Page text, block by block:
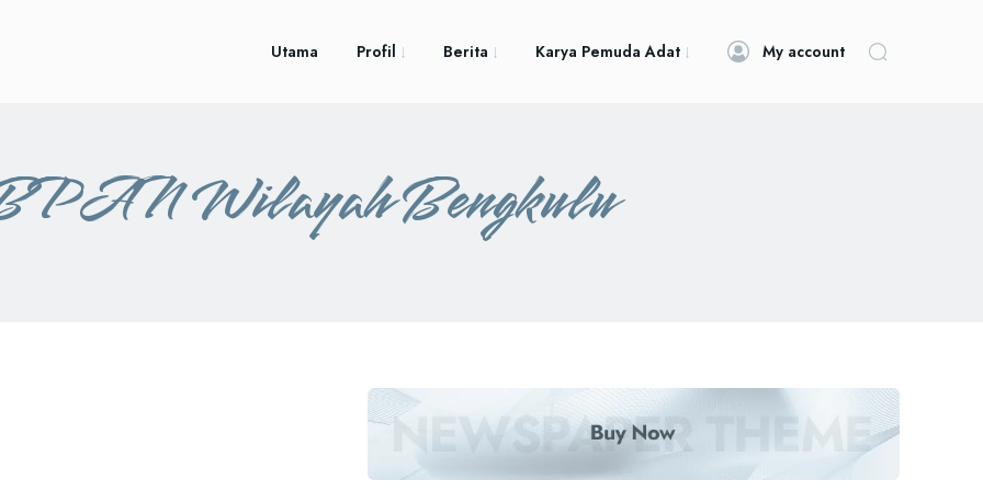
Utama Profil Berita Karya Pemuda Adat My account
Wilayah Bengkulu